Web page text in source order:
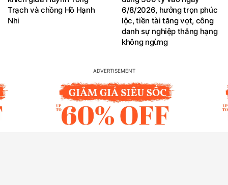
Trạch và chồng Hồ Hạnh
Nhi
6/8/2026, hưởng trọn phúc
lộc, tiền tài tăng vọt, công
danh sự nghiệp thăng hạng
không ngừng